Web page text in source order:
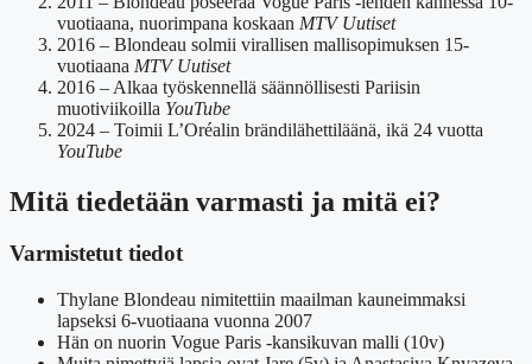
vuotiaana, nuorimpana koskaan MTV Uutiset
2016 – Blondeau solmii virallisen mallisopimuksen 15-
vuotiaana MTV Uutiset
2016 – Alkaa työskennellä säännöllisesti Pariisin
muotiviikoilla YouTube
2024 – Toimii L’Oréalin brändilähettiläänä, ikä 24 vuotta
YouTube
Mitä tiedetään varmasti ja mitä ei?
Varmistetut tiedot
Thylane Blondeau nimitettiin maailman kauneimmaksi
lapseksi 6-vuotiaana vuonna 2007
Hän on nuorin Vogue Paris -kansikuvan malli (10v)